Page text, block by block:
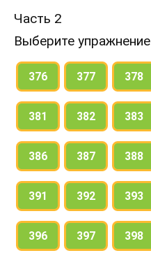
Часть 2
Выберите упражнение
376 377 378
381 382 383
386 387 388
391 392 393
396 397 398